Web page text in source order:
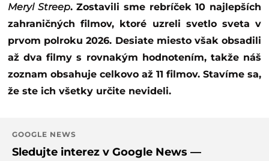
Meryl Streep. Zostavili sme rebríček 10 najlepších
zahraničných filmov, ktoré uzreli svetlo sveta v
prvom polroku 2026. Desiate miesto však obsadili
až dva filmy s rovnakým hodnotením, takže náš
zoznam obsahuje celkovo až 11 filmov. Stavíme sa,
že ste ich všetky určite nevideli.
GOOGLE NEWS
Sledujte interez v Google News —